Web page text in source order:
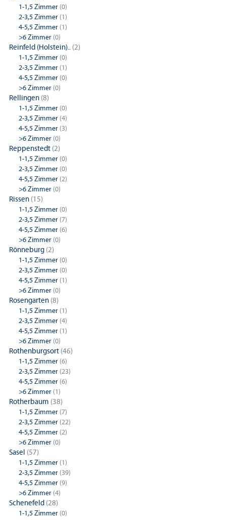
1-1,5 Zimmer (0)
2-3,5 Zimmer (1)
4-5,5 Zimmer (1)
>6 Zimmer (0)
Reinfeld (Holstein).. (2)
1-1,5 Zimmer (0)
2-3,5 Zimmer (1)
4-5,5 Zimmer (0)
>6 Zimmer (0)
Rellingen (8)
1-1,5 Zimmer (0)
2-3,5 Zimmer (4)
4-5,5 Zimmer (3)
>6 Zimmer (0)
Reppenstedt (2)
1-1,5 Zimmer (0)
2-3,5 Zimmer (0)
4-5,5 Zimmer (2)
>6 Zimmer (0)
Rissen (15)
1-1,5 Zimmer (0)
2-3,5 Zimmer (7)
4-5,5 Zimmer (6)
>6 Zimmer (0)
Rönneburg (2)
1-1,5 Zimmer (0)
2-3,5 Zimmer (0)
4-5,5 Zimmer (1)
>6 Zimmer (0)
Rosengarten (8)
1-1,5 Zimmer (1)
2-3,5 Zimmer (4)
4-5,5 Zimmer (1)
>6 Zimmer (0)
Rothenburgsort (46)
1-1,5 Zimmer (6)
2-3,5 Zimmer (23)
4-5,5 Zimmer (6)
>6 Zimmer (1)
Rotherbaum (38)
1-1,5 Zimmer (7)
2-3,5 Zimmer (22)
4-5,5 Zimmer (2)
>6 Zimmer (0)
Sasel (57)
1-1,5 Zimmer (1)
2-3,5 Zimmer (39)
4-5,5 Zimmer (9)
>6 Zimmer (4)
Schenefeld (28)
1-1,5 Zimmer (0)